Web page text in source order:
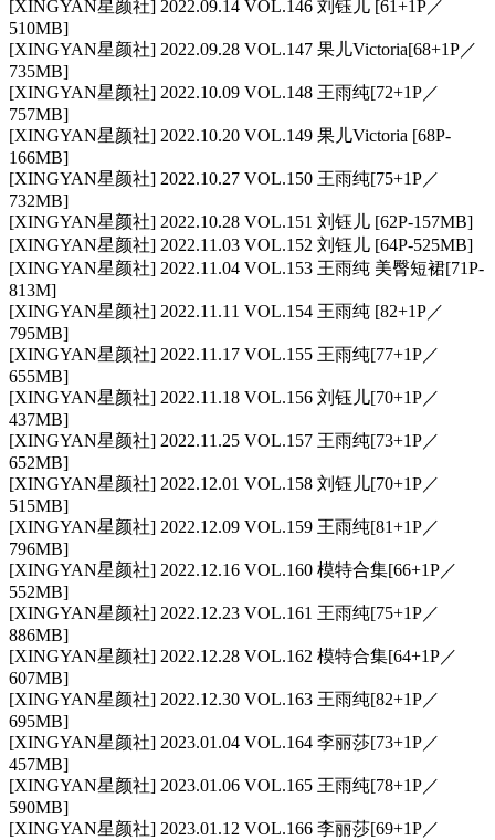
[XINGYAN星颜社] 2022.09.14 VOL.146 刘钰儿 [61+1P／
510MB]
[XINGYAN星颜社] 2022.09.28 VOL.147 果儿Victoria[68+1P／
735MB]
[XINGYAN星颜社] 2022.10.09 VOL.148 王雨纯[72+1P／
757MB]
[XINGYAN星颜社] 2022.10.20 VOL.149 果儿Victoria [68P-
166MB]
[XINGYAN星颜社] 2022.10.27 VOL.150 王雨纯[75+1P／
732MB]
[XINGYAN星颜社] 2022.10.28 VOL.151 刘钰儿 [62P-157MB]
[XINGYAN星颜社] 2022.11.03 VOL.152 刘钰儿 [64P-525MB]
[XINGYAN星颜社] 2022.11.04 VOL.153 王雨纯 美臀短裙[71P-
813M]
[XINGYAN星颜社] 2022.11.11 VOL.154 王雨纯 [82+1P／
795MB]
[XINGYAN星颜社] 2022.11.17 VOL.155 王雨纯[77+1P／
655MB]
[XINGYAN星颜社] 2022.11.18 VOL.156 刘钰儿[70+1P／
437MB]
[XINGYAN星颜社] 2022.11.25 VOL.157 王雨纯[73+1P／
652MB]
[XINGYAN星颜社] 2022.12.01 VOL.158 刘钰儿[70+1P／
515MB]
[XINGYAN星颜社] 2022.12.09 VOL.159 王雨纯[81+1P／
796MB]
[XINGYAN星颜社] 2022.12.16 VOL.160 模特合集[66+1P／
552MB]
[XINGYAN星颜社] 2022.12.23 VOL.161 王雨纯[75+1P／
886MB]
[XINGYAN星颜社] 2022.12.28 VOL.162 模特合集[64+1P／
607MB]
[XINGYAN星颜社] 2022.12.30 VOL.163 王雨纯[82+1P／
695MB]
[XINGYAN星颜社] 2023.01.04 VOL.164 李丽莎[73+1P／
457MB]
[XINGYAN星颜社] 2023.01.06 VOL.165 王雨纯[78+1P／
590MB]
[XINGYAN星颜社] 2023.01.12 VOL.166 李丽莎[69+1P／